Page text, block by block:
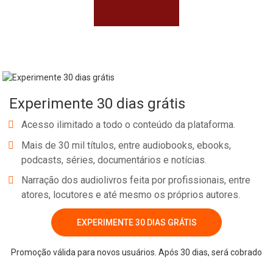
Experimente 30 dias grátis
Acesso ilimitado a todo o conteúdo da plataforma.
Mais de 30 mil títulos, entre audiobooks, ebooks,
podcasts, séries, documentários e notícias.
Narração dos audiolivros feita por profissionais, entre
atores, locutores e até mesmo os próprios autores.
EXPERIMENTE 30 DIAS GRÁTIS
Promoção válida para novos usuários. Após 30 dias, será cobrado